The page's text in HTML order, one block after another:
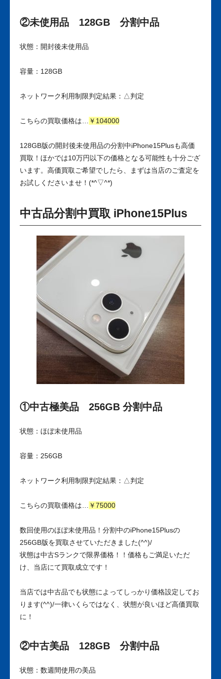
②未使用品 128GB 分割中品
状態：開封後未使用品
容量：128GB
ネットワーク利用制限判定結果：△判定
こちらの買取価格は… ￥104000
128GB版の開封後未使用品の分割中iPhone15Plusも高価
買取！ほかでは10万円以下の価格となる可能性も十分ござ
います。高価買取ご希望でしたら、まずは当店のご査定を
お試しくださいませ！(*^▽^*)
中古品分割中買取 iPhone15Plus
①中古極美品 256GB 分割中品
状態：ほぼ未使用品
容量：256GB
ネットワーク利用制限判定結果：△判定
こちらの買取価格は… ￥75000
数回使用のほぼ未使用品！分割中のiPhone15Plusの
256GB版を買取させていただきました(^^)/
状態は中古Sランクで限界価格！！価格もご満足いただ
け、当店にて買取成立です！
当店では中古品でも状態によってしっかり価格設定してお
ります(^^)/一律いくらではなく、状態が良いほど高価買取
に！
②中古美品 128GB 分割中品
状態：数週間使用の美品